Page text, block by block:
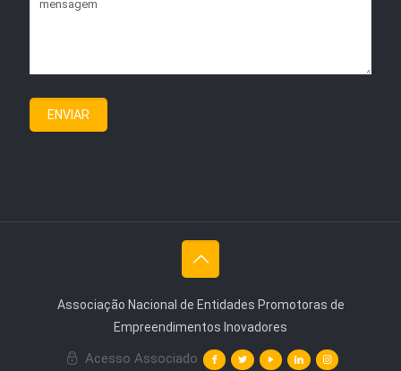
Associação Nacional de Entidades Promotoras de
Empreendimentos Inovadores
Acesso Associado